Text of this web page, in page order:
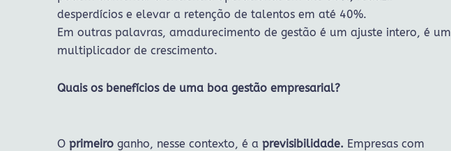
desperdícios e elevar a retenção de talentos em até 40%.
Em outras palavras, amadurecimento de gestão é um ajuste intero, é um
multiplicador de crescimento.
Quais os benefícios de uma boa gestão empresarial?
O primeiro ganho, nesse contexto, é a previsibilidade. Empresas com